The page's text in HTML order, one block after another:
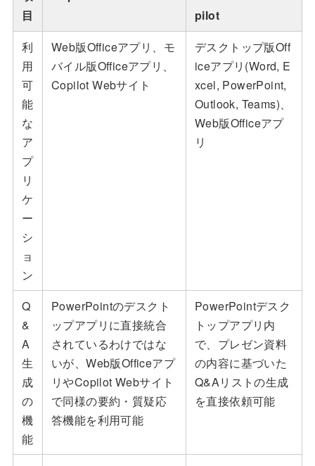
目
pilot
利
用
可
能
な
ア
プ
リ
ケ
ー
シ
ョ
ン
Web版Officeアプリ、モ
バイル版Officeアプリ、
Copilot Webサイト
デスクトップ版Off
iceアプリ(Word, E
xcel, PowerPoint,
Outlook, Teams)、
Web版Officeアプ
リ
Q
&
A
生
成
の
機
能
PowerPointのデスクト
ップアプリに直接統合
されているわけではな
いが、Web版Officeアプ
リやCopilot Webサイト
で同様の要約・質疑応
答機能を利用可能
PowerPointデスク
トップアプリ内
で、プレゼン資料
の内容に基づいた
Q&Aリストの生成
を直接依頼可能